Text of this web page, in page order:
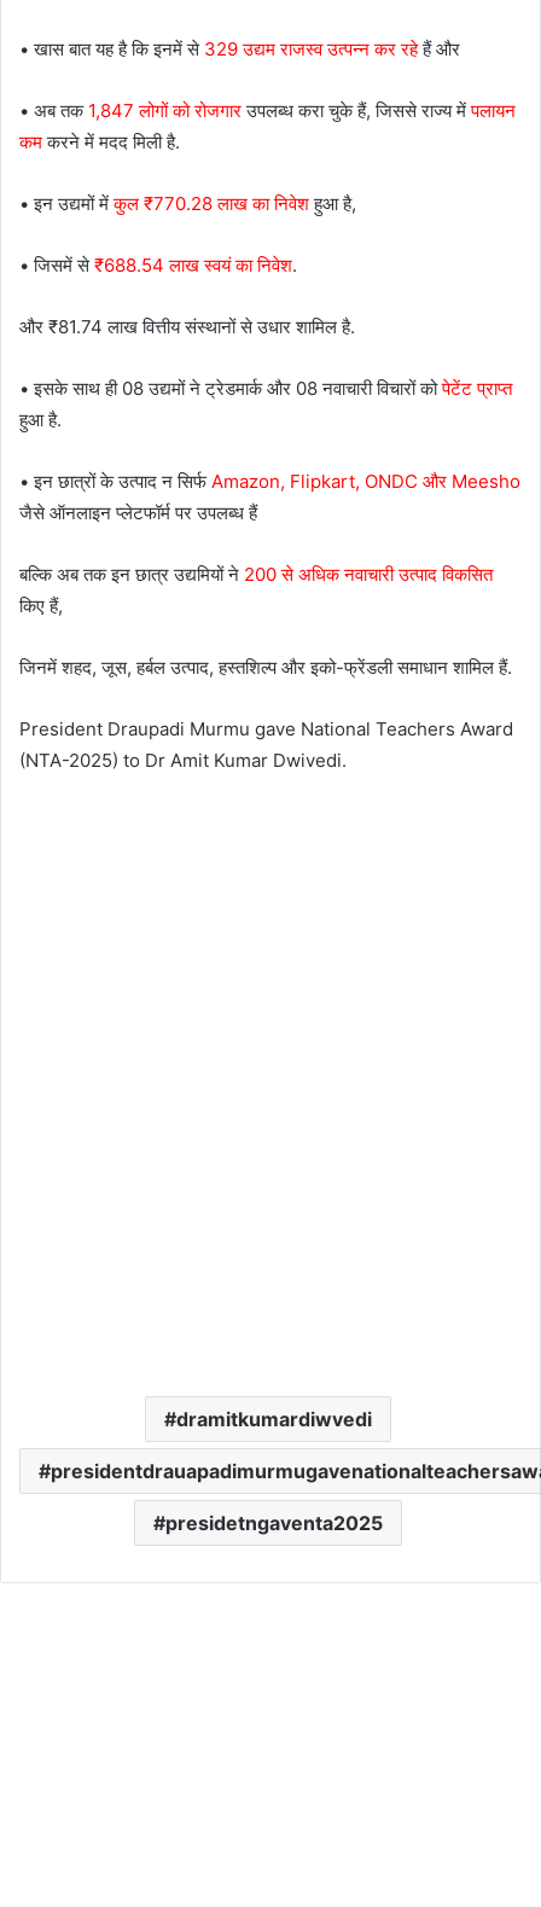
• खास बात यह है कि इनमें से 329 उद्यम राजस्व उत्पन्न कर रहेहैं और
• अब तक 1,847 लोगों को रोजगारउपलब्ध करा चुके हैं, जिससे राज्य मेंपलायन
कमकरने में मदद मिली है.
• इन उद्यमों मेंकुल ₹770.28 लाख का निवेशहुआ है,
• जिसमें से₹688.54 लाख स्वयं का निवेश.
और ₹81.74 लाख वित्तीय संस्थानों से उधार शामिल है.
• इसके साथ ही 08 उद्यमों ने ट्रेडमार्क और 08 नवाचारी विचारों कोपेटेंट प्राप्त
हुआ है.
• इन छात्रों के उत्पाद न सिर्फAmazon, Flipkart, ONDC और Meesho
जैसे ऑनलाइन प्लेटफॉर्म पर उपलब्ध हैं
बल्कि अब तक इन छात्र उद्यमियों ने 200 से अधिक नवाचारी उत्पाद विकसित
किए हैं,
जिनमें शहद, जूस, हर्बल उत्पाद, हस्तशिल्प और इको-फ्रेंडली समाधान शामिल हैं.
President Draupadi Murmu gave National Teachers Award
(NTA-2025) to Dr Amit Kumar Dwivedi.
dramitkumardiwvedi
presidetngaventa2025